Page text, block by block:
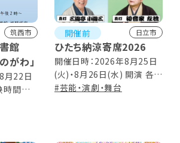
筑西市
館
がわ」
月22日
時間
開催前 日立市
ひたち納涼寄席2026
開催日時：2026年8月25日
(火)・8月26日(水) 開演 各日
18:30～ (開場18:00)
#芸能・演劇・舞台